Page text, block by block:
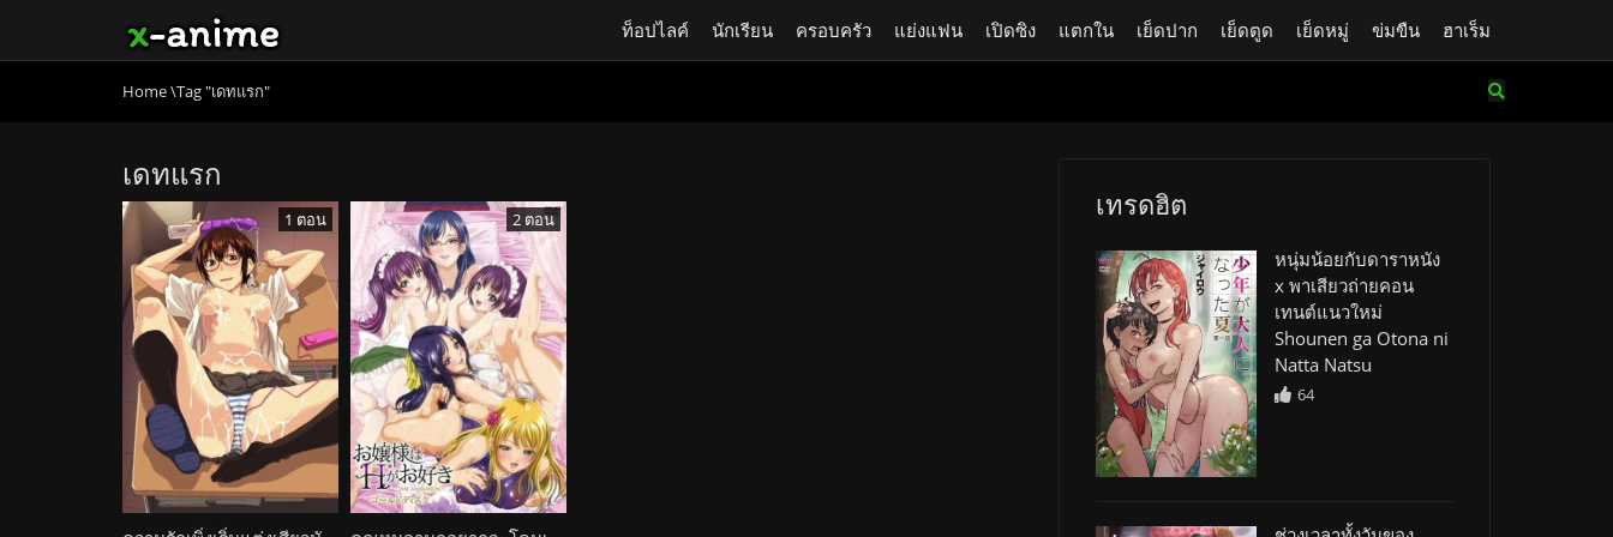
ท็อปไลค์ นักเรียน ครอบครัว แย่งแฟน เปิดซิง แตกใน เย็ดปาก เย็ดตูด เย็ดหมู่ ข่มขืน ฮาเร็ม
Home\Tag "เดทแรก"
เดทแรก
1 ตอน 2 ตอน เทรดฮิต
หนุ่มน้อยกับดาราหนัง
x พาเสียวถ่ายคอน
เทนต์แนวใหม่
Shounen ga Otona ni
Natta Natsu
64